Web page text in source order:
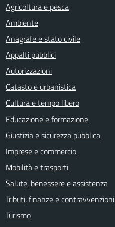
Agricoltura e pesca
Ambiente
Anagrafe e stato civile
Appalti pubblici
Autorizzazioni
Catasto e urbanistica
Cultura e tempo libero
Educazione e formazione
Giustizia e sicurezza pubblica
Imprese e commercio
Mobilità e trasporti
Salute, benessere e assistenza
Tributi, finanze e contravvenzioni
Turismo